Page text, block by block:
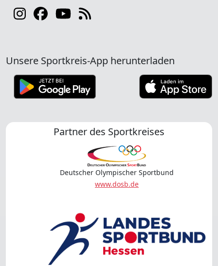
Unsere Sportkreis-App herunterladen
Partner des Sportkreises
Deutscher Olympischer Sportbund
www.dosb.de